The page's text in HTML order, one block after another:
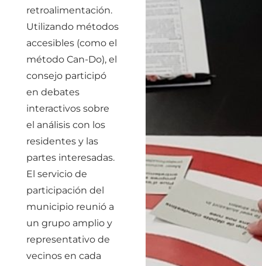
retroalimentación.
Utilizando métodos
accesibles (como el
método Can-Do), el
consejo participó
en debates
interactivos sobre
el análisis con los
residentes y las
partes interesadas.
El servicio de
participación del
municipio reunió a
un grupo amplio y
representativo de
vecinos en cada